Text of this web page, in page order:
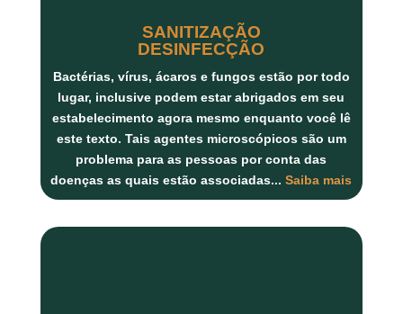
SANITIZAÇÃO
DESINFECÇÃO
Bactérias, vírus, ácaros e fungosestão por todo
lugar, inclusive podem estar abrigados em seu
estabelecimento agora mesmo enquanto você lê
este texto. Tais agentes microscópicos são um
problema para as pessoas por conta das
doenças as quais estão associadas...Saiba mais